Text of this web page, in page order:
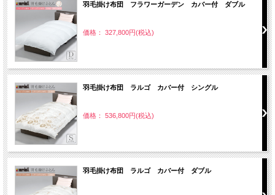
羽毛掛け布団 フラワーガーデン カバー付 ダブル
価格： 327,800円(税込)
羽毛掛け布団 ラルゴ カバー付 シングル
価格： 536,800円(税込)
羽毛掛け布団 ラルゴ カバー付 ダブル